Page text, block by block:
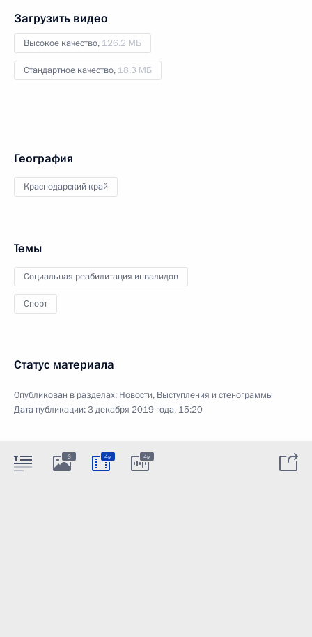
Загрузить видео
Высокое качество, 126.2 МБ
Стандартное качество, 18.3 МБ
География
Краснодарский край
Темы
Социальная реабилитация инвалидов
Спорт
Статус материала
Опубликован в разделах: Новости, Выступления и стенограммы
Дата публикации:3 декабря 2019 года, 15:20
3 4м 4м